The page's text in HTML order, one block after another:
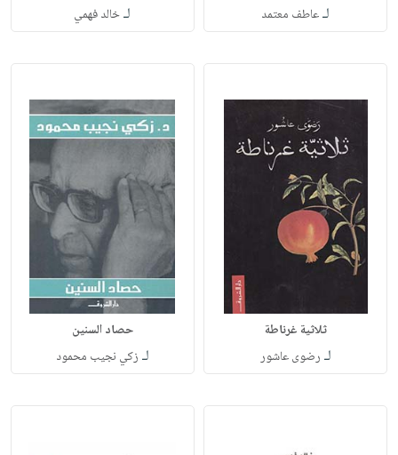
لـعاطف معتمد لـخالد فهمي
ثلاثية غرناطة
لـ رضوى عاشور
حصاد السنين
لـ زكي نجيب محمود